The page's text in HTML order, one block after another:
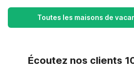
Toutes les maisons de
Écoutez nos clients